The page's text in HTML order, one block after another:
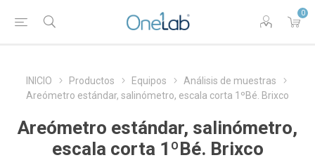
0
INICIO Productos Equipos
Análisis de muestras
Areómetro estándar, salinómetro, escala corta 1ºBé. Brixco
Areómetro estándar, salinómetro,
escala corta 1ºBé. Brixco